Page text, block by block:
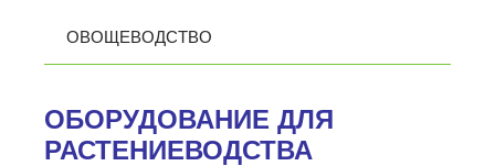
ОВОЩЕВОДСТВО
ОБОРУДОВАНИЕ ДЛЯ
РАСТЕНИЕВОДСТВА